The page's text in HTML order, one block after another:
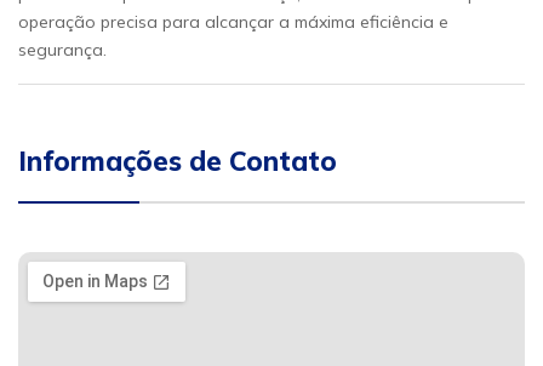
operação precisa para alcançar a máxima eficiência e
segurança.
Informações de Contato